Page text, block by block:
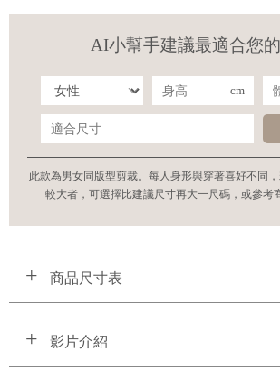
AI小幫手建議最適合您
cm
此款為男女同版型剪裁。每人身形與穿著喜好不同
較大者，可選擇比建議尺寸再大一尺碼，或參考
商品尺寸表
影片介紹